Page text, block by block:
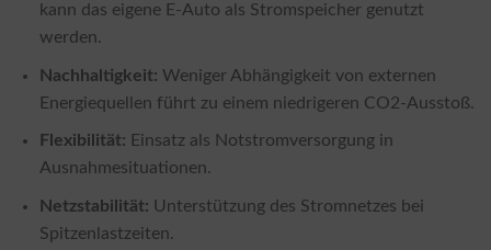
kann das eigene E-Auto als Stromspeicher genutzt
werden.
Nachhaltigkeit: Weniger Abhängigkeit von externen
Energiequellen führt zu einem niedrigeren CO2-Ausstoß.
Flexibilität: Einsatz als Notstromversorgung in
Ausnahmesituationen.
Netzstabilität: Unterstützung des Stromnetzes bei
Spitzenlastzeiten.